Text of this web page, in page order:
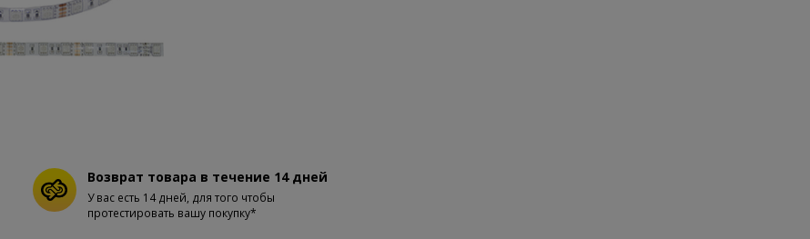
Возврат товара в течение 14 дней
У вас есть 14 дней, для того чтобы
протестировать вашу покупку*